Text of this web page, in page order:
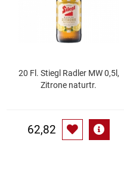
Feinkost-/Fischkonserve
Fruchtsaft
Frühstück / süße Aufstriche
20 Fl. Stiegl Radler MW 0,5l,
Zitrone naturtr.
62,82